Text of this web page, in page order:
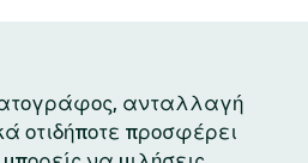
ανταλλαγή
οτιδήποτε προσφέρει